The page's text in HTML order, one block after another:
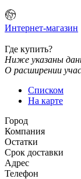
Интернет-магазин
Где купить?
Ниже указаны
О расширении
Списком
На карте
Город
Компания
Остатки
Срок доставки
Адрес
Телефон